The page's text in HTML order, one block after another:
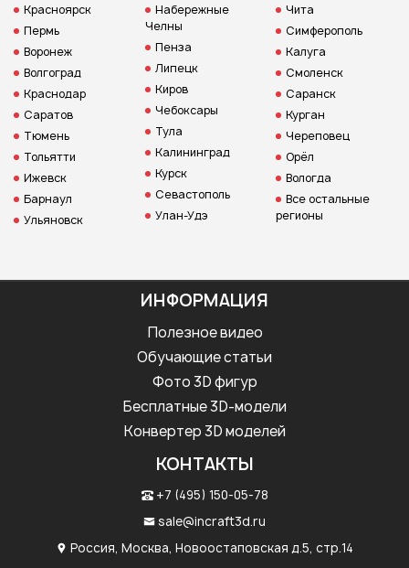
Красноярск
Пермь
Воронеж
Волгоград
Краснодар
Саратов
Тюмень
Тольятти
Ижевск
Барнаул
Ульяновск
Набережные
Челны
Пенза
Липецк
Киров
Чебоксары
Тула
Калининград
Курск
Севастополь
Улан-Удэ
Чита
Симферополь
Калуга
Смоленск
Саранск
Курган
Череповец
Орёл
Вологда
Все остальные
регионы
ИНФОРМАЦИЯ
Полезное видео
Обучающие статьи
Фото 3D фигур
Бесплатные 3D-модели
Конвертер 3D моделей
КОНТАКТЫ
+7 (495) 150-05-78
sale@incraft3d.ru
Россия, Москва, Новоостаповская д.5, стр.14